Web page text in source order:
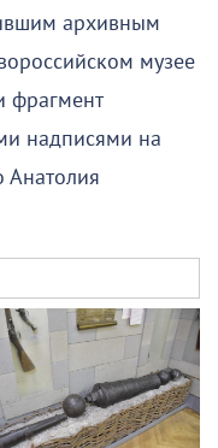
архивным
музее
фрагмент
надписями на
Анатолия